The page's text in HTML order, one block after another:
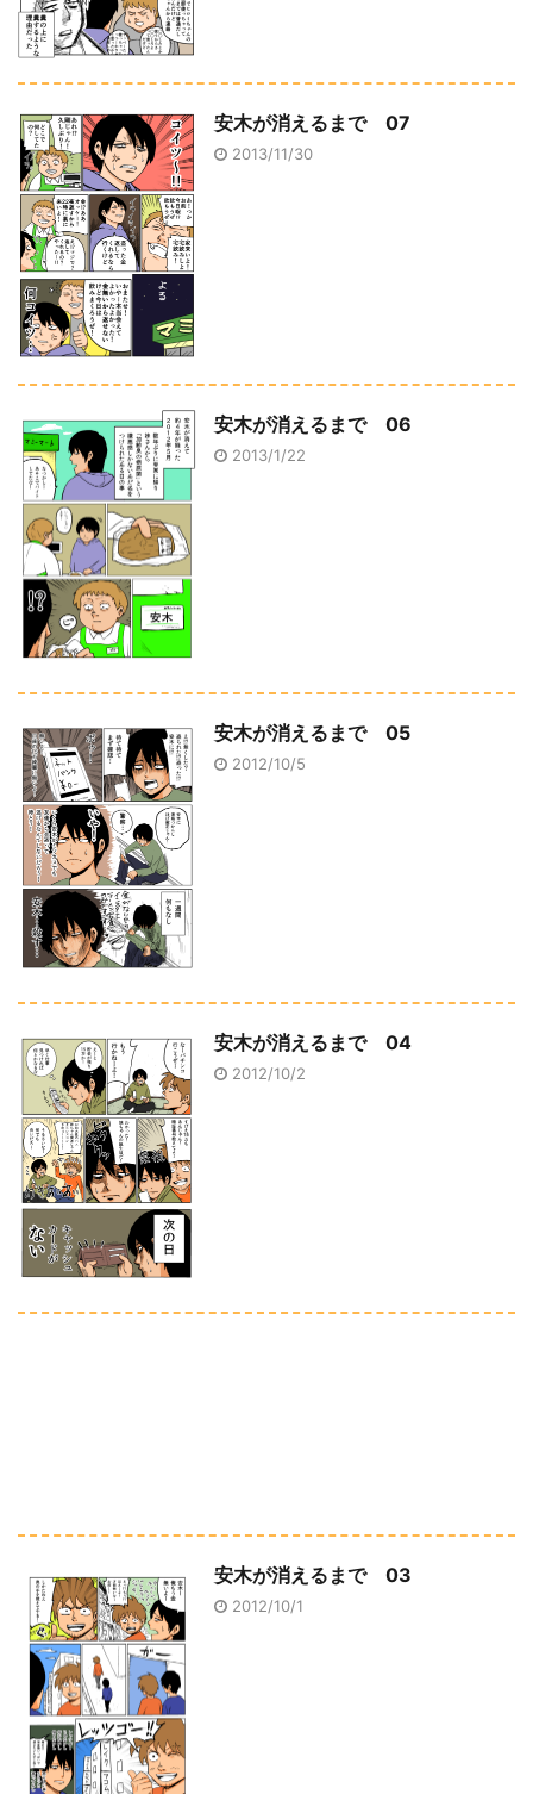
安木が消えるまで 07
2013/11/30
安木が消えるまで 06
2013/1/22
安木が消えるまで 05
2012/10/5
安木が消えるまで 04
2012/10/2
安木が消えるまで 03
2012/10/1